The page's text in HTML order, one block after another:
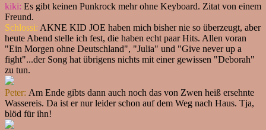
kiki: Es gibt keinen Punkrock mehr ohne Keyboard. Zitat von einem
Freund.
Schlossi: AKNE KID JOE haben mich bisher nie so überzeugt, aber
heute Abend stelle ich fest, die haben echt paar Hits. Allen voran
"Ein Morgen ohne Deutschland", "Julia" und "Give never up a
fight"...der Song hat übrigens nichts mit einer gewissen "Deborah"
zu tun.
Peter: Am Ende gibts dann auch noch das von Zwen heiß ersehnte
Wassereis. Da ist er nur leider schon auf dem Weg nach Haus. Tja,
blöd für ihn!